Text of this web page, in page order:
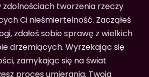
zdolnościach tworzenia rzeczy
Ci nieśmiertelność. Zacząłeś
zdałeś sobie sprawę z wielkich
drzemiących. Wyrzekając się
zamykając się na świat
proces umierania. Twoja